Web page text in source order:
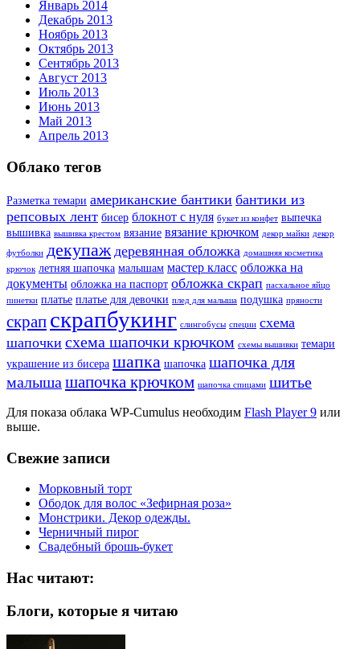
Январь 2014
Декабрь 2013
Ноябрь 2013
Октябрь 2013
Сентябрь 2013
Август 2013
Июль 2013
Июнь 2013
Май 2013
Апрель 2013
Облако тегов
Разметка темари американские бантики бантики из
репсовых лент бисер блокнот с нуля букет из конфет выпечка
вышивка вышивка крестом вязание вязание крючком декор майки декор
футболки декупаж деревянная обложка домашняя косметика
крючок летняя шапочка малышам мастер класс обложка на
документы обложка на паспорт обложка скрап пасхальное яйцо
пинетки платье платье для девочки плед для малыша подушка пряности
скрап скрапбукинг слингобусы специи схема
шапочки схема шапочки крючком схемы вышивки темари
украшение из бисера шапка шапочка шапочка для
малыша шапочка крючком шапочка спицами шитье
Для показа облака WP-Cumulus необходим Flash Player 9 или
выше.
Свежие записи
Морковный торт
Ободок для волос «Зефирная роза»
Монстрики. Декор одежды.
Черничный пирог
Свадебный брошь-букет
Нас читают:
Блоги, которые я читаю